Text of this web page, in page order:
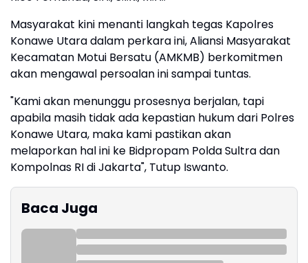
Masyarakat kini menanti langkah tegas Kapolres
Konawe Utara dalam perkara ini, Aliansi Masyarakat
Kecamatan Motui Bersatu (AMKMB) berkomitmen
akan mengawal persoalan ini sampai tuntas.
"Kami akan menunggu prosesnya berjalan, tapi
apabila masih tidak ada kepastian hukum dari Polres
Konawe Utara, maka kami pastikan akan
melaporkan hal ini ke Bidpropam Polda Sultra dan
Kompolnas RI di Jakarta", Tutup Iswanto.
Baca Juga